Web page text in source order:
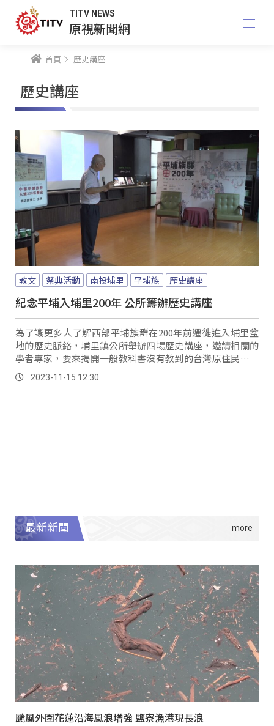
TITV NEWS
原視新聞網
首頁 歷史講座
歷史講座
教文 祭典活動 南投埔里 平埔族 歷史講座
紀念平埔入埔里200年 公所籌辦歷史講座
為了讓更多人了解西部平埔族群在200年前遷徙進入埔里盆
地的歷史脈絡，埔里鎮公所舉辦四場歷史講座，邀請相關的
學者專家，要來揭開一般教科書沒有教到的台灣原住民族史
觀。2023-11-15 12:30
最新新聞
颱風外圍花蓮沿海風浪增強 鹽寮漁港現長浪